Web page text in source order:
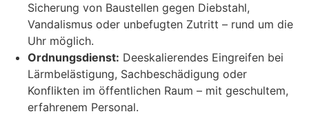
Sicherung von Baustellen gegen Diebstahl,
Vandalismus oder unbefugten Zutritt – rund um die
Uhr möglich.
Ordnungsdienst: Deeskalierendes Eingreifen bei
Lärmbelästigung, Sachbeschädigung oder
Konflikten im öffentlichen Raum – mit geschultem,
erfahrenem Personal.